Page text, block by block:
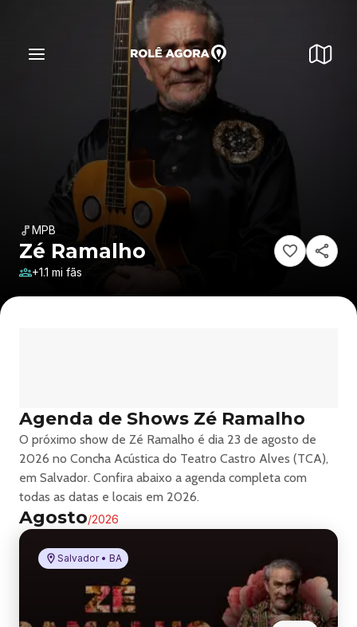
MPB
Zé Ramalho
+1.1 mi fãs
Agenda de Shows Zé Ramalho
O próximo show de Zé Ramalho é dia 23 de agosto de
2026 no Concha Acústica do Teatro Castro Alves (TCA),
em Salvador. Confira abaixo a agenda completa com
todas as datas e locais em 2026.
Agosto/2026
Salvador • BA